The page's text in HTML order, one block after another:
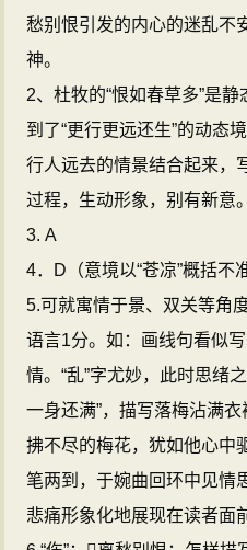
愁别恨引发的内心的迷乱不
神。
2、杜牧的“恨如春草多”是
到了“更行更远还生”的动态
行人远去的情景结合起来，
过程，生动形象，别有新意。
3. A
4．D（意境以“苍凉”概括不
5.可就寓情于景、双关等角
语言1分。如：画线句看似
情。“乱”字尤妙，此时思绪
一身还满”，描写落梅沾满
拂不尽的梅花，犹如他心中
笔两到，于婉曲回环中见情
悲痛形象化地展现在读者面